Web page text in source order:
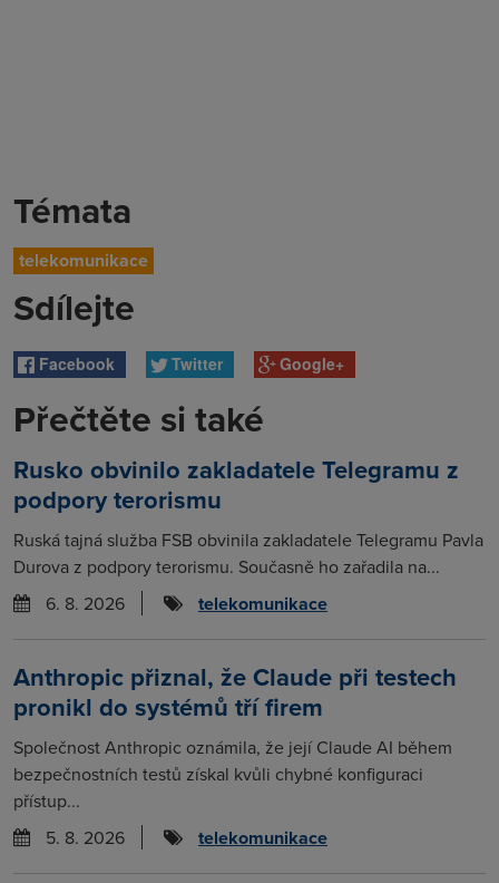
Témata
telekomunikace
Sdílejte
Facebook Twitter Google+
Přečtěte si také
Rusko obvinilo zakladatele Telegramu z
podpory terorismu
Ruská tajná služba FSB obvinila zakladatele Telegramu Pavla
Durova z podpory terorismu. Současně ho zařadila na...
6. 8. 2026
telekomunikace
Anthropic přiznal, že Claude při testech
pronikl do systémů tří firem
Společnost Anthropic oznámila, že její Claude AI během
bezpečnostních testů získal kvůli chybné konfiguraci
přístup...
5. 8. 2026
telekomunikace